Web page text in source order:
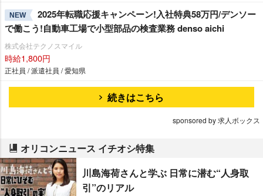
NEW
2025年転職応援キャンペーン!入社特典58万円/デンソー
で働こう!自動車工場で小型部品の検査業務 denso aichi
株式会社テクノスマイル
時給1,800円
正社員 / 派遣社員 / 愛知県
続きはこちら
sponsored by 求人ボックス
オリコンニュース イチオシ特集
川島海荷さんと学ぶ 日常に潜む“人身取
引”のリアル